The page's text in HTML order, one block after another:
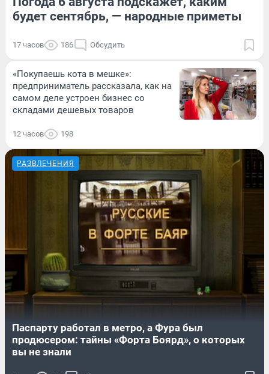
будет сентябрь, — народные приметы
17 часов 186 Обсудить
«Покупаешь кота в мешке»:
предприниматель рассказала, как на
самом деле устроен бизнес со
складами дешевых товаров
12 часов 198
РАЗВЛЕЧЕНИЯ
Паспарту работал в метро, а Фура был
продюсером: тайны «Форта Боярд», о которых
вы не знали